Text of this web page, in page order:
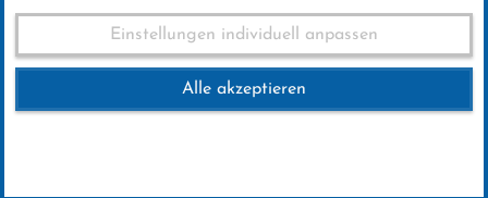
Kloß punktet im Alpencup
19 .Februar 2024
Einstellungen individuell anpassen
Alle akzeptieren